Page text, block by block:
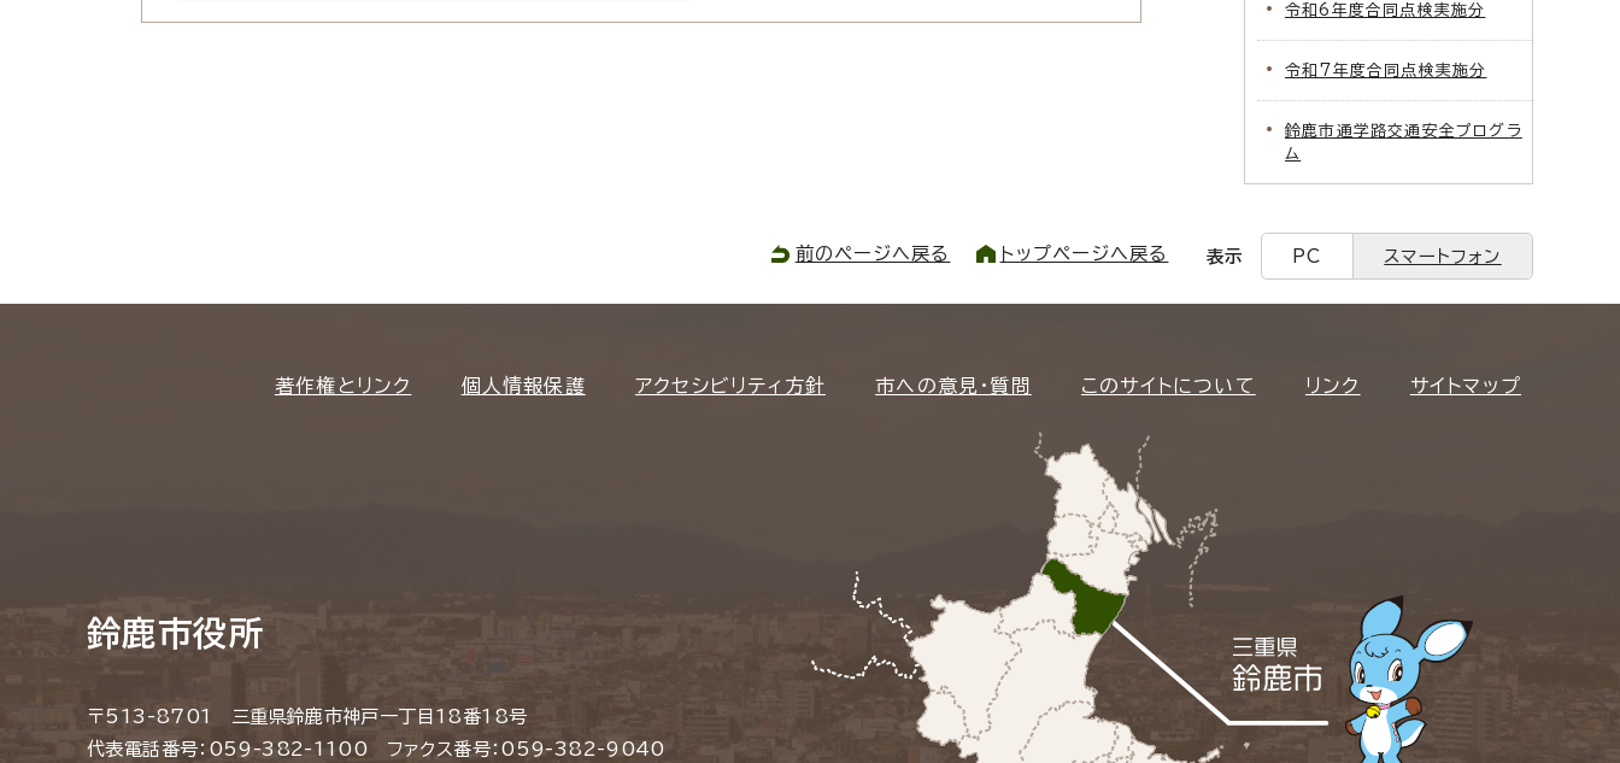
令和6年度合同点検実施分
令和7年度合同点検実施分
鈴鹿市通学路交通安全プログラ
ム
前のページへ戻る トップページへ戻る 表示 PC スマートフォン
著作権とリンク 個人情報保護 アクセシビリティ方針 市への意見・質問 このサイトについて リンク サイトマップ
鈴鹿市役所
〒513-8701 三重県鈴鹿市神戸一丁目18番18号
代表電話番号：059-382-1100 ファクス番号：059-382-9040